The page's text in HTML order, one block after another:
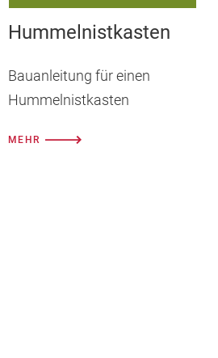
einem
Hummelnistkasten
Bauanleitung für einen
Hummelnistkasten
MEHR